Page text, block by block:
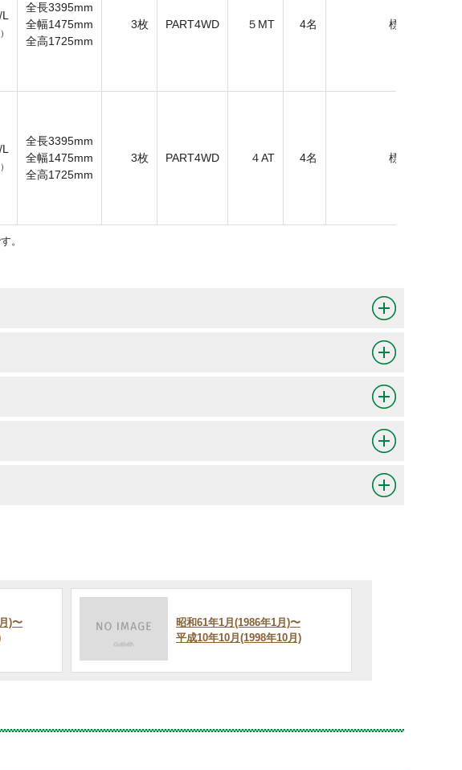
全長3395mm
全幅1475mm
全高1725mm
3枚 PART4WD ５MT 4名 標準
全長3395mm
全幅1475mm
全高1725mm
3枚 PART4WD ４AT 4名 標準
。
)〜
昭和61年1月(1986年1月)〜
平成10年10月(1998年10月)